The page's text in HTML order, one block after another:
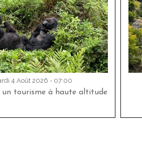
4 Août 2026 - 07:00
un tourisme à haute altitude